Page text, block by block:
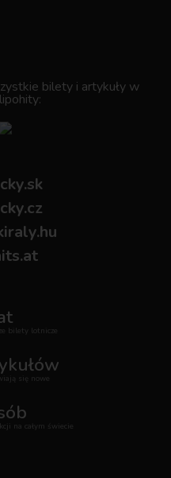
bilety i artykuły w
bilety lotnicze
się nowe
na całym świecie